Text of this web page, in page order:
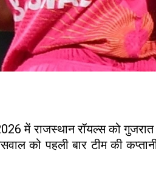
में राजस्थान रॉयल्स को
को पहली बार टीम की